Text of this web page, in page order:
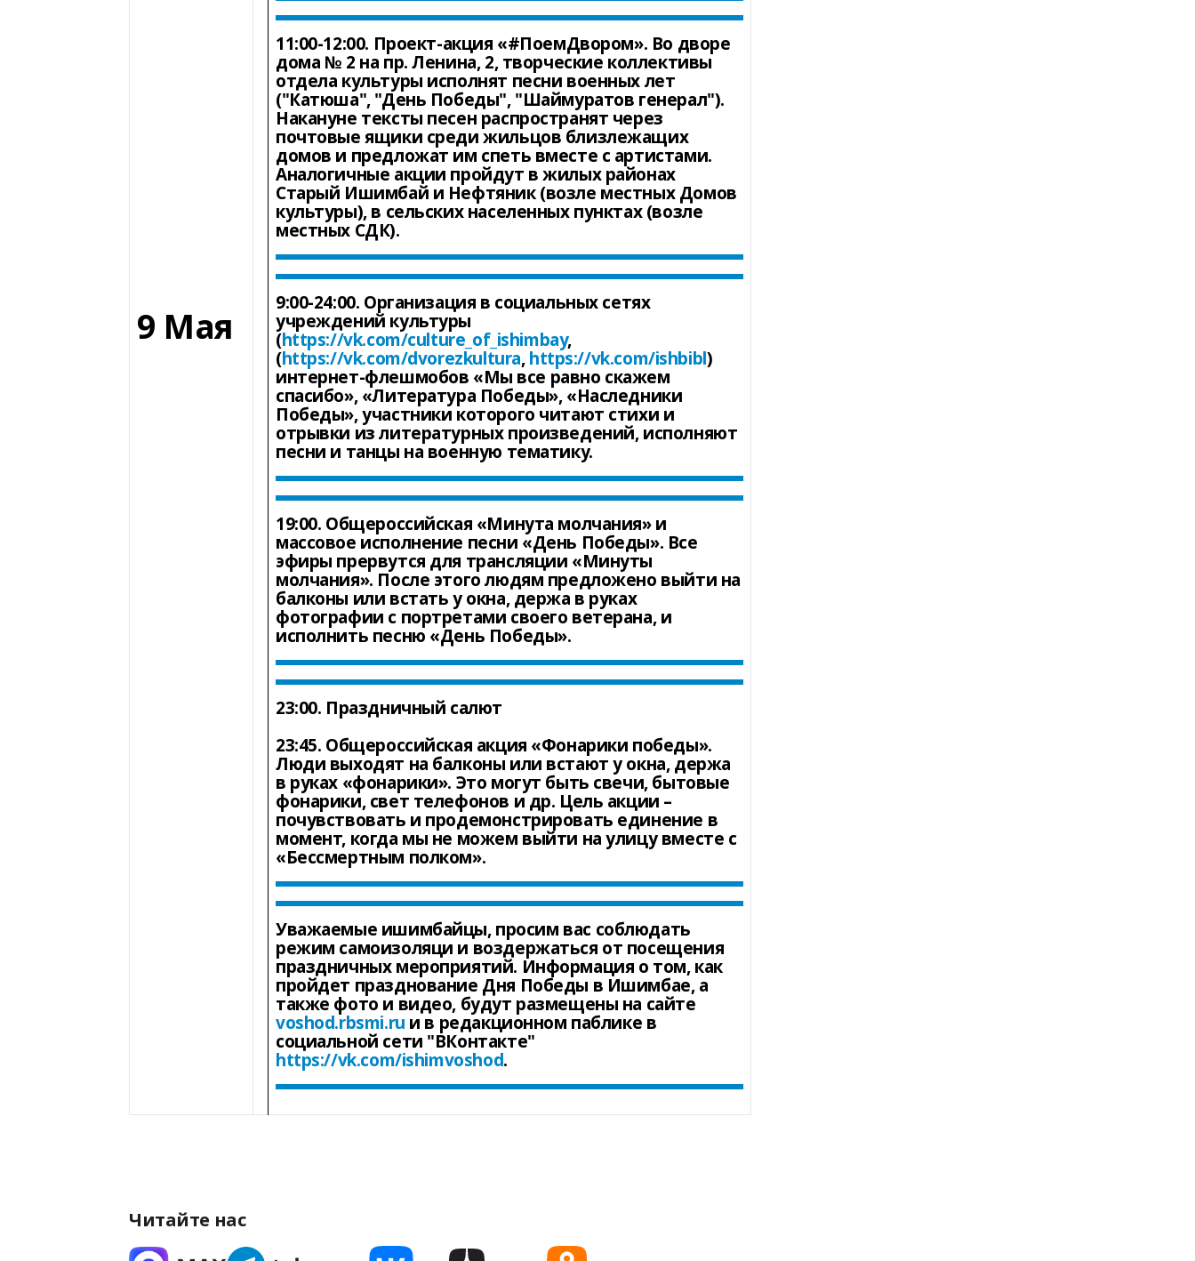
9 Мая
11:00-12:00. Проект-акция «#ПоемДвором». Во дворе
дома № 2 на пр. Ленина, 2, творческие коллективы
отдела культуры исполнят песни военных лет
("Катюша", "День Победы", "Шаймуратов генерал").
Накануне тексты песен распространят через
почтовые ящики среди жильцов близлежащих
домов и предложат им спеть вместе с артистами.
Аналогичные акции пройдут в жилых районах
Старый Ишимбай и Нефтяник (возле местных Домов
культуры), в сельских населенных пунктах (возле
местных СДК).
9:00-24:00. Организация в социальных сетях
учреждений культуры
(https://vk.com/culture_of_ishimbay,
(https://vk.com/dvorezkultura,https://vk.com/ishbibl)
интернет-флешмобов «Мы все равно скажем
спасибо», «Литература Победы», «Наследники
Победы», участники которого читают стихи и
отрывки из литературных произведений, исполняют
песни и танцы на военную тематику.
19:00. Общероссийская «Минута молчания» и
массовое исполнение песни «День Победы». Все
эфиры прервутся для трансляции «Минуты
молчания». После этого людям предложено выйти на
балконы или встать у окна, держа в руках
фотографии с портретами своего ветерана, и
исполнить песню «День Победы».
23:00. Праздничный салют
23:45. Общероссийская акция «Фонарики победы».
Люди выходят на балконы или встают у окна, держа
в руках «фонарики». Это могут быть свечи, бытовые
фонарики, свет телефонов и др. Цель акции –
почувствовать и продемонстрировать единение в
момент, когда мы не можем выйти на улицу вместе с
«Бессмертным полком».
Уважаемые ишимбайцы, просим вас соблюдать
режим самоизоляци и воздержаться от посещения
праздничных мероприятий. Информация о том, как
пройдет празднование Дня Победы в Ишимбае, а
также фото и видео, будут размещены на сайте
voshod.rbsmi.ru и в редакционном паблике в
социальной сети "ВКонтакте"
https://vk.com/ishimvoshod.
Читайте нас